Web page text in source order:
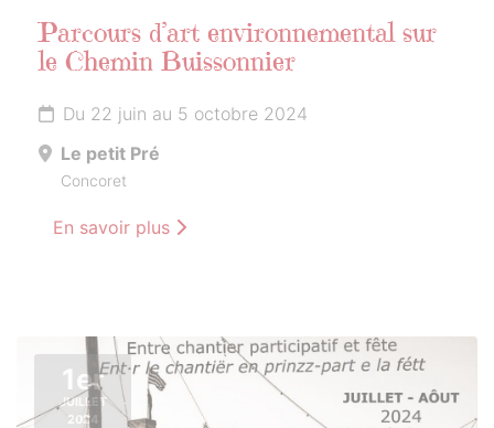
Parcours d’art environnemental sur
le Chemin Buissonnier
Du 22 juin au 5 octobre 2024
Le petit Pré
Concoret
En savoir plus
1er
JUILLET
2024